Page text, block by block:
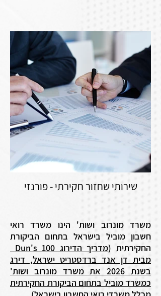
שירותי שחזור חקירתי - פורנזי
משרד מונרוב ושות' הינו משרד רואי
חשבון מוביל בישראל בתחום הביקורת
החקירתית (
מבית דן אנד ברדסטריט ישראל, דירג
בשנת 2026 את משרד מונרוב ושות'
כמשרד מוביל בתחום הביקורת החקירתית